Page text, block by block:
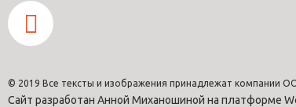
© 2019 Все тексты и изображения принадлежат компании
Сайт разработан Анной Миханошиной на платформе